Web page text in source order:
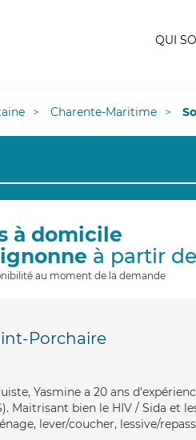
QUI
Charente-Maritime
à domicile
à partir de
au moment de la demande
Porchaire
Yasmine a 20 ans
Maitrisant bien le HIV / Sida et
lever/coucher, lessive/